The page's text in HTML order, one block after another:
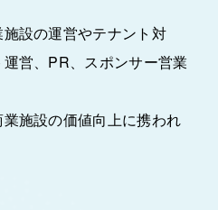
設の運営やテナント対
営、PR、スポンサー営業
施設の価値向上に携われ